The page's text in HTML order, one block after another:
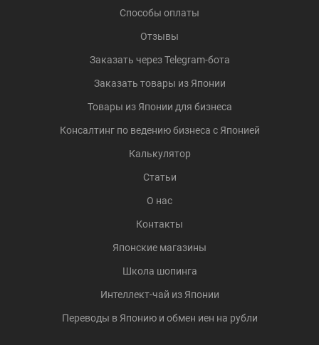
Способы оплаты
Отзывы
Заказать через Telegram-бота
Заказать товары из Японии
Товары из Японии для бизнеса
Консалтинг по ведению бизнеса с Японией
Калькулятор
Статьи
О нас
Контакты
Японские магазины
Школа шопинга
Интеллект-чай из Японии
Переводы в Японию и обмен иен на рубли